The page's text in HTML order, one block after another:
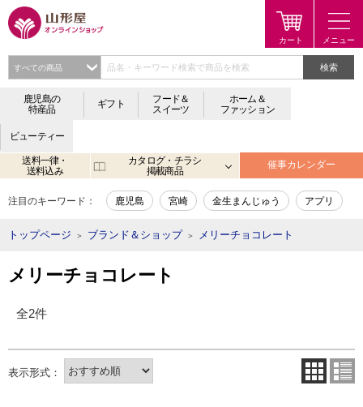
検索
鹿児島の
特産品
ギフト
フード＆
スイーツ
ホーム＆
ファッション
ビューティー
送料一律・
送料込み
カタログ・チラシ
掲載商品
催事カレンダー
注目のキーワード： 鹿児島 宮崎 金生まんじゅう アプリ
トップページ ＞ ブランド＆ショップ ＞ メリーチョコレート
メリーチョコレート
全2件